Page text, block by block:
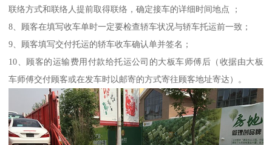
联络方式和联络人提前取得联络，确定接车的详细时间地点 ；
8、顾客在填写收车单时一定要检查轿车状况与轿车托运前一致；
9、顾客填写交付托运的轿车收车确认单并签名；
10、顾客的运输费用付款给托运公司的大板车师傅后（收据由大板
车师傅交付顾客或在发车时以邮寄的方式寄往顾客地址寄达）。